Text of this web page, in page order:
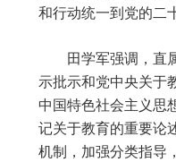
和行动统一到党的二
田学军强调，直
示批示和党中央关于
中国特色社会主义思
记关于教育的重要论
机制，加强分类指导